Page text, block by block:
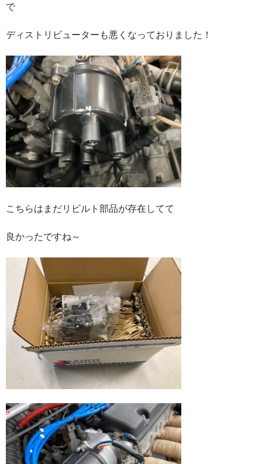
で
ディストリビューターも悪くなっておりました！
こちらはまだリビルト部品が存在してて
良かったですね～